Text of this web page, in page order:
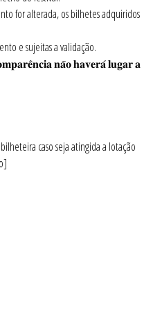
for alterada, os bilhetes adquiridos
e sujeitas a validação.
𝐧𝐚̃𝐨 𝐡𝐚𝐯𝐞𝐫𝐚́ 𝐥𝐮𝐠𝐚𝐫 𝐚
caso seja atingida a lotação